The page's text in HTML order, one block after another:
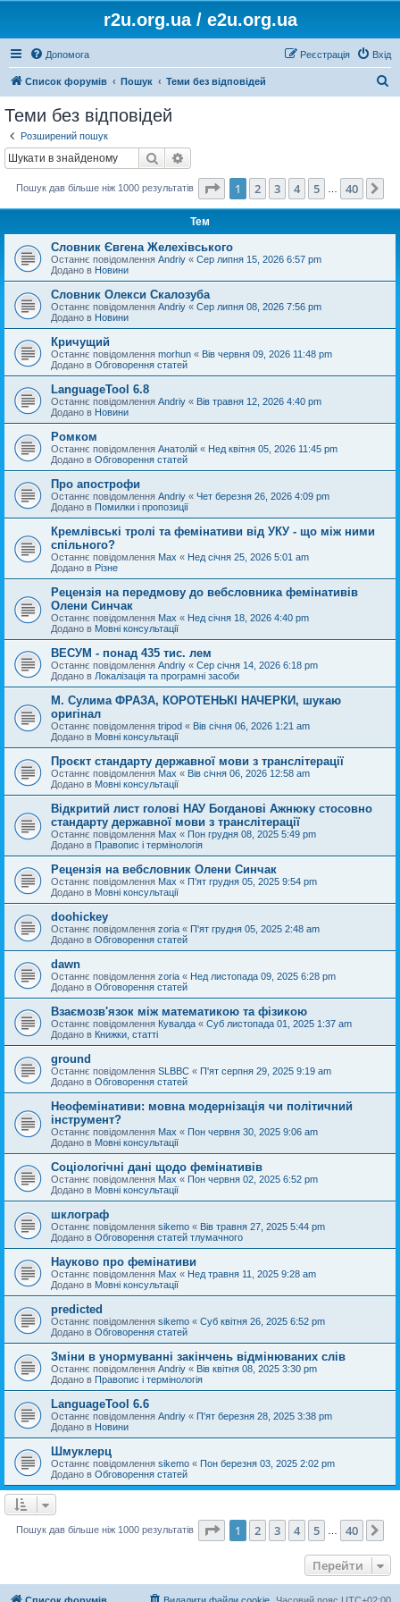
r2u.org.ua / e2u.org.ua
Допомога Вхід
Реєстрація
Список форумів Пошук Теми без відповідей
Теми без відповідей
Розширений пошук
Пошук
Пошук дав більше ніж 1000 результатів Сторінка 1 40
1 2 3 4 5 40
Тем
Словник Євгена Желехівського
Останнє повідомлення Andriy « Сер липня 15, 2026 6:57 pm
Додано в Новини
Словник Олекси Скалозуба
Останнє повідомлення Andriy « Сер липня 08, 2026 7:56 pm
Додано в Новини
Кричущий
Останнє повідомлення morhun « Вів червня 09, 2026 11:48 pm
Додано в Обговорення статей
LanguageTool 6.8
Останнє повідомлення Andriy « Вів травня 12, 2026 4:40 pm
Додано в Новини
Ромком
Останнє повідомлення Анатолій « Нед квітня 05, 2026 11:45 pm
Додано в Обговорення статей
Про апострофи
Останнє повідомлення Andriy « Чет березня 26, 2026 4:09 pm
Додано в Помилки і пропозиції
Кремлівські тролі та фемінативи від УКУ - що між ними
спільного?
Останнє повідомлення Max « Нед січня 25, 2026 5:01 am
Додано в Різне
Рецензія на передмову до вебсловника фемінативів
Олени Синчак
Останнє повідомлення Max « Нед січня 18, 2026 4:40 pm
Додано в Мовні консультації
ВЕСУМ - понад 435 тис. лем
Останнє повідомлення Andriy « Сер січня 14, 2026 6:18 pm
Додано в Локалізація та програмні засоби
М. Сулима ФРАЗА, КОРОТЕНЬКІ НАЧЕРКИ, шукаю
оригінал
Останнє повідомлення tripod « Вів січня 06, 2026 1:21 am
Додано в Мовні консультації
Проєкт стандарту державної мови з транслітерації
Останнє повідомлення Max « Вів січня 06, 2026 12:58 am
Додано в Мовні консультації
Відкритий лист голові НАУ Богданові Ажнюку стосовно
стандарту державної мови з транслітерації
Останнє повідомлення Max « Пон грудня 08, 2025 5:49 pm
Додано в Правопис і термінологія
Рецензія на вебсловник Олени Синчак
Останнє повідомлення Max « П'ят грудня 05, 2025 9:54 pm
Додано в Мовні консультації
doohickey
Останнє повідомлення zoria « П'ят грудня 05, 2025 2:48 am
Додано в Обговорення статей
dawn
Останнє повідомлення zoria « Нед листопада 09, 2025 6:28 pm
Додано в Обговорення статей
Взаємозв'язок між математикою та фізикою
Останнє повідомлення Кувалда « Суб листопада 01, 2025 1:37 am
Додано в Книжки, статті
ground
Останнє повідомлення SLBBC « П'ят серпня 29, 2025 9:19 am
Додано в Обговорення статей
Неофемінативи: мовна модернізація чи політичний
інструмент?
Останнє повідомлення Max « Пон червня 30, 2025 9:06 am
Додано в Мовні консультації
Соціологічні дані щодо фемінативів
Останнє повідомлення Max « Пон червня 02, 2025 6:52 pm
Додано в Мовні консультації
шклограф
Останнє повідомлення sikemo « Вів травня 27, 2025 5:44 pm
Додано в Обговорення статей тлумачного
Науково про фемінативи
Останнє повідомлення Max « Нед травня 11, 2025 9:28 am
Додано в Мовні консультації
predicted
Останнє повідомлення sikemo « Суб квітня 26, 2025 6:52 pm
Додано в Обговорення статей
Зміни в унормуванні закінчень відмінюваних слів
Останнє повідомлення Andriy « Вів квітня 08, 2025 3:30 pm
Додано в Правопис і термінологія
LanguageTool 6.6
Останнє повідомлення Andriy « П'ят березня 28, 2025 3:38 pm
Додано в Новини
Шмуклерц
Останнє повідомлення sikemo « Пон березня 03, 2025 2:02 pm
Додано в Обговорення статей
Пошук дав більше ніж 1000 результатів Сторінка 1 40
1 2 3 4 5 40
Перейти
Список форумів Часовий пояс UTC+02:00
Видалити файли cookie